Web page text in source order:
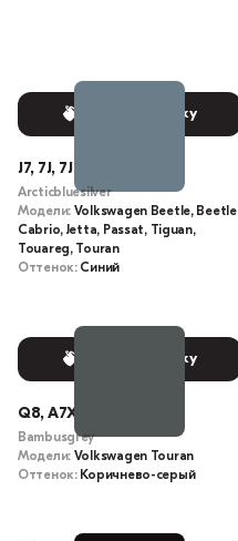
Выбрать краску
J7, 7J, 7J7J, LB5M, B5M
Arcticbluesilver
Модели: Volkswagen Beetle, Beetle
Cabrio, Jetta, Passat, Tiguan,
Touareg, Touran
Оттенок: Синий
Выбрать краску
Q8, A7X, Q8Q8, LA7X
Bambusgrey
Модели: Volkswagen Touran
Оттенок: Коричнево-серый